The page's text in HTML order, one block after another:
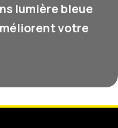
lumière bleue
votre